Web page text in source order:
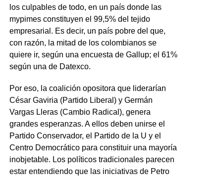
los culpables de todo, en un país donde las
mypimes constituyen el 99,5% del tejido
empresarial. Es decir, un país pobre del que,
con razón, la mitad de los colombianos se
quiere ir, según una encuesta de Gallup; el 61%
según una de Datexco.
Por eso, la coalición opositora que liderarían
César Gaviria (Partido Liberal) y Germán
Vargas Lleras (Cambio Radical), genera
grandes esperanzas. A ellos deben unirse el
Partido Conservador, el Partido de la U y el
Centro Democrático para constituir una mayoría
inobjetable. Los políticos tradicionales parecen
estar entendiendo que las iniciativas de Petro